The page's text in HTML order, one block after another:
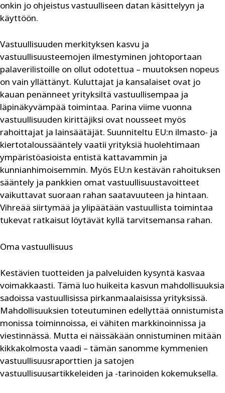
onkin jo ohjeistus vastuulliseen datan käsittelyyn ja
käyttöön.
Vastuullisuuden merkityksen kasvu ja
vastuullisuusteemojen ilmestyminen johtoportaan
palaverilistoille on ollut odotettua – muutoksen nopeus
on vain yllättänyt. Kuluttajat ja kansalaiset ovat jo
kauan penänneet yrityksiltä vastuullisempaa ja
läpinäkyvämpää toimintaa. Parina viime vuonna
vastuullisuuden kirittäjiksi ovat nousseet myös
rahoittajat ja lainsäätäjät. Suunniteltu EU:n ilmasto- ja
kiertotaloussääntely vaatii yrityksiä huolehtimaan
ympäristöasioista entistä kattavammin ja
kunnianhimoisemmin. Myös EU:n kestävän rahoituksen
sääntely ja pankkien omat vastuullisuustavoitteet
vaikuttavat suoraan rahan saatavuuteen ja hintaan.
Vihreää siirtymää ja ylipäätään vastuullista toimintaa
tukevat ratkaisut löytävät kyllä tarvitsemansa rahan.
Oma vastuullisuus
Kestävien tuotteiden ja palveluiden kysyntä kasvaa
voimakkaasti. Tämä luo huikeita kasvun mahdollisuuksia
sadoissa vastuullisissa pirkanmaalaisissa yrityksissä.
Mahdollisuuksien toteutuminen edellyttää onnistumista
monissa toiminnoissa, ei vähiten markkinoinnissa ja
viestinnässä. Mutta ei näissäkään onnistuminen mitään
kikkakolmosta vaadi – tämän sanomme kymmenien
vastuullisuusraporttien ja satojen
vastuullisuusartikkeleiden ja -tarinoiden kokemuksella.